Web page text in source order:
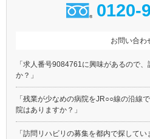
0120-
お問い合わ
「求人番号9084761に興味があるので
か？」
「残業が少なめの病院をJR○○線の沿線
院はありますか？」
「訪問リハビリの募集を都内で探して